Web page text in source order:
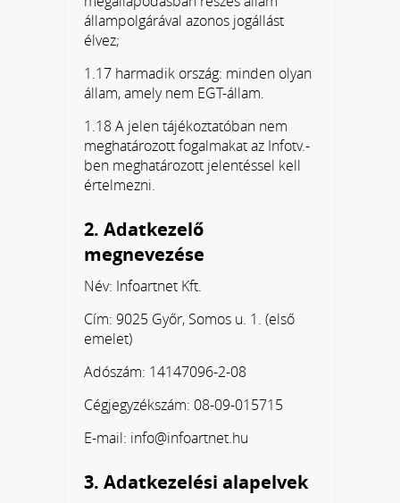
állampolgárával azonos jogállást
élvez;
1.17 harmadik ország: minden olyan
állam, amely nem EGT-állam.
1.18 A jelen tájékoztatóban nem
meghatározott fogalmakat az Infotv.-
ben meghatározott jelentéssel kell
értelmezni.
2. Adatkezelő
megnevezése
Név: Infoartnet Kft.
Cím: 9025 Győr, Somos u. 1. (első
emelet)
Adószám: 14147096-2-08
Cégjegyzékszám: 08-09-015715
E-mail: info@infoartnet.hu
3. Adatkezelési alapelvek